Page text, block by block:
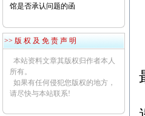
馆是否承认问题的函
>> 版 权 及 免 责 声 明
本站资料文章其版权归作者本人
所有。
如果有任何侵犯您版权的地方，
请尽快与本站联系!